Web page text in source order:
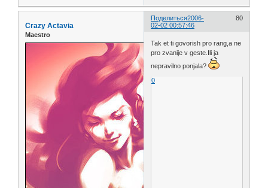
Поделиться 80
2006-
02-02 00:57:46
Crazy Actavia
Maestro
Tak et ti govorish pro rang,a ne
pro zvanije v geste.Ili ja
nepravilno ponjala?
0